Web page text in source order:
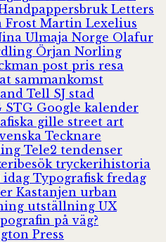
Letters
Frost Martin Lexelius
Ulmaja Norge Olafur
Örjan Norling
post pris resa
sammankomst
Tell SJ stad
STG Google kalender
gille street art
Tecknare
Tele2 tendenser
tryckerihistoria
idag Typografisk fredag
Kastanjen urban
utställning UX
på väg?
Press